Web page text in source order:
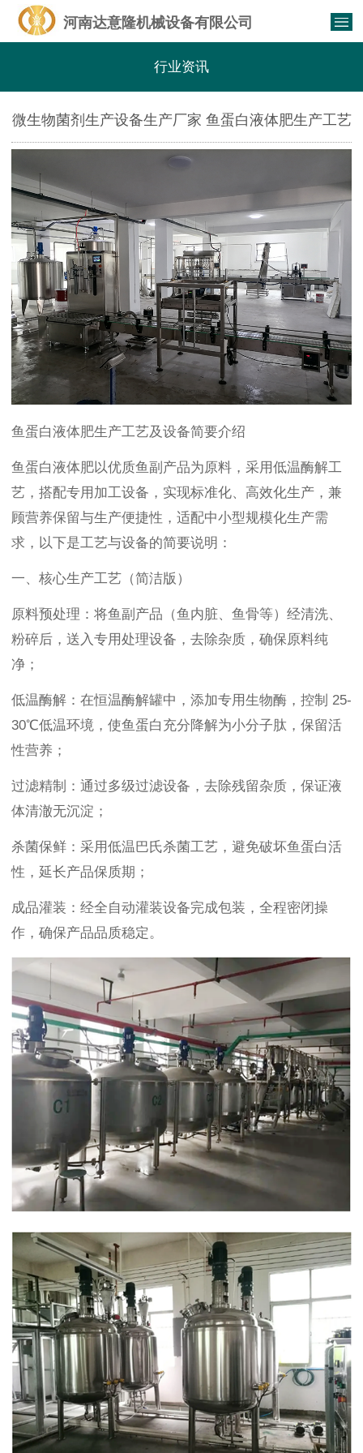
河南达意隆机械设备有限公司
行业资讯
微生物菌剂生产设备生产厂家 鱼蛋白液体肥生产工艺
及设备
鱼蛋白液体肥生产工艺及设备简要介绍
鱼蛋白液体肥以优质鱼副产品为原料，采用低温酶解工
艺，搭配专用加工设备，实现标准化、高效化生产，兼
顾营养保留与生产便捷性，适配中小型规模化生产需
求，以下是工艺与设备的简要说明：
一、核心生产工艺（简洁版）
原料预处理：将鱼副产品（鱼内脏、鱼骨等）经清洗、
粉碎后，送入专用处理设备，去除杂质，确保原料纯
净；
低温酶解：在恒温酶解罐中，添加专用生物酶，控制 25-
30℃低温环境，使鱼蛋白充分降解为小分子肽，保留活
性营养；
过滤精制：通过多级过滤设备，去除残留杂质，保证液
体清澈无沉淀；
杀菌保鲜：采用低温巴氏杀菌工艺，避免破坏鱼蛋白活
性，延长产品保质期；
成品灌装：经全自动灌装设备完成包装，全程密闭操
作，确保产品品质稳定。